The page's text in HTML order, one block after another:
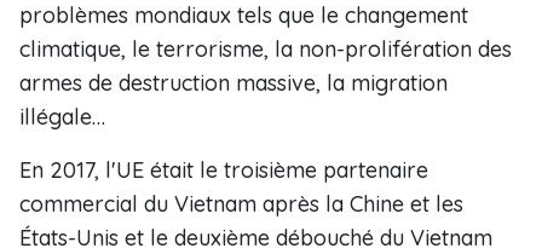
problèmes mondiaux tels que le changement
climatique, le terrorisme, la non-prolifération des
armes de destruction massive, la migration
illégale…
En 2017, l'UE était le troisième partenaire
commercial du Vietnam après la Chine et les
États-Unis et le deuxième débouché du Vietnam